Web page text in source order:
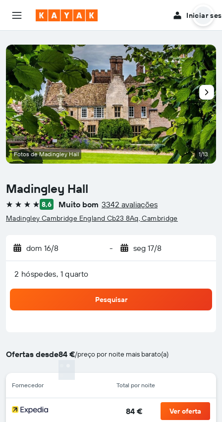
Iniciar
Madingley Hall
4 estrelas 8,6 Muito bom 3342 avaliações
Madingley Cambridge England Cb23 8Aq, Cambridge
dom 16/8 - seg 17/8
2 hóspedes, 1 quarto
Pesquisar
Ofertas desde84 €/preço por noite mais barato(a)
Fornecedor Total por noite
84 € Ver oferta
Fotos de Madingley Hall 1/13